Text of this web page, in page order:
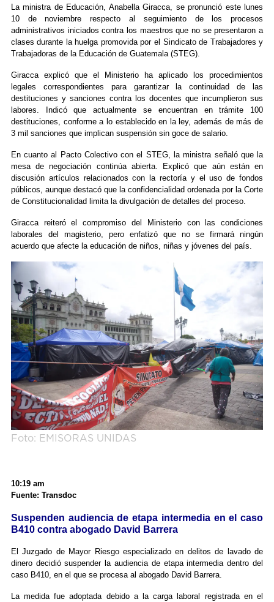
La ministra de Educación, Anabella Giracca, se pronunció este lunes
10 de noviembre respecto al seguimiento de los procesos
administrativos iniciados contra los maestros que no se presentaron a
clases durante la huelga promovida por el Sindicato de Trabajadores y
Trabajadoras de la Educación de Guatemala (STEG).
Giracca explicó que el Ministerio ha aplicado los procedimientos
legales correspondientes para garantizar la continuidad de las
destituciones y sanciones contra los docentes que incumplieron sus
labores. Indicó que actualmente se encuentran en trámite 100
destituciones, conforme a lo establecido en la ley, además de más de
3 mil sanciones que implican suspensión sin goce de salario.
En cuanto al Pacto Colectivo con el STEG, la ministra señaló que la
mesa de negociación continúa abierta. Explicó que aún están en
discusión artículos relacionados con la rectoría y el uso de fondos
públicos, aunque destacó que la confidencialidad ordenada por la Corte
de Constitucionalidad limita la divulgación de detalles del proceso.
Giracca reiteró el compromiso del Ministerio con las condiciones
laborales del magisterio, pero enfatizó que no se firmará ningún
acuerdo que afecte la educación de niños, niñas y jóvenes del país.
Foto: EMISORAS UNIDAS
10:19 am
Fuente: Transdoc
Suspenden audiencia de etapa intermedia en el caso
B410 contra abogado David Barrera
El Juzgado de Mayor Riesgo especializado en delitos de lavado de
dinero decidió suspender la audiencia de etapa intermedia dentro del
caso B410, en el que se procesa al abogado David Barrera.
La medida fue adoptada debido a la carga laboral registrada en el